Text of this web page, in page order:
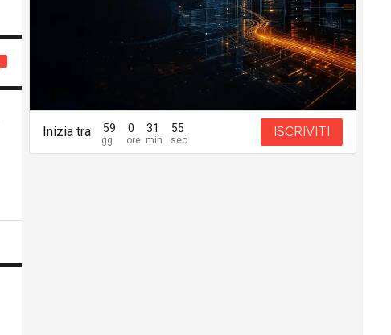
Inizia tra 59 0 31 54 ISCRIVITI